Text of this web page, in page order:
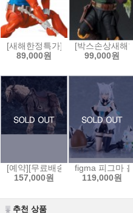
[새해한정특가]MAFEX No.186
89,000원
[박스손상새해
99,000원
[예약][무료배송]figma 피그마 엘
157,000원
figma 피그마
119,000원
추천 상품